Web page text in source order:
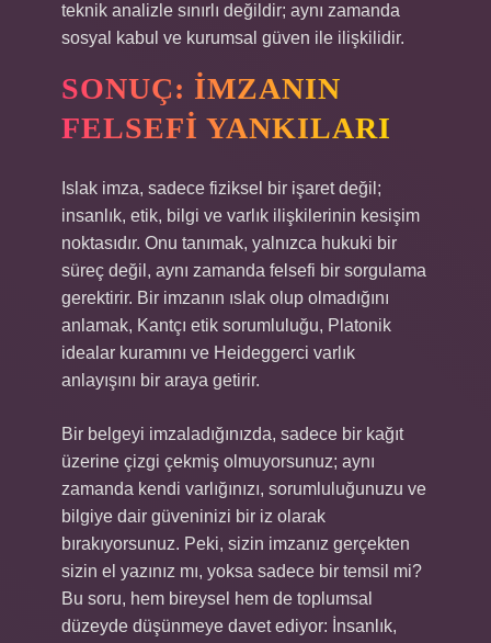
teknik analizle sınırlı değildir; aynı zamanda
sosyal kabul ve kurumsal güven ile ilişkilidir.
SONUÇ: İMZANIN
FELSEFI YANKILARI
Islak imza, sadece fiziksel bir işaret değil;
insanlık, etik, bilgi ve varlık ilişkilerinin kesişim
noktasıdır. Onu tanımak, yalnızca hukuki bir
süreç değil, aynı zamanda felsefi bir sorgulama
gerektirir. Bir imzanın ıslak olup olmadığını
anlamak, Kantçı etik sorumluluğu, Platonik
idealar kuramını ve Heideggerci varlık
anlayışını bir araya getirir.
Bir belgeyi imzaladığınızda, sadece bir kağıt
üzerine çizgi çekmiş olmuyorsunuz; aynı
zamanda kendi varlığınızı, sorumluluğunuzu ve
bilgiye dair güveninizi bir iz olarak
bırakıyorsunuz. Peki, sizin imzanız gerçekten
sizin el yazınız mı, yoksa sadece bir temsil mi?
Bu soru, hem bireysel hem de toplumsal
düzeyde düşünmeye davet ediyor: İnsanlık,